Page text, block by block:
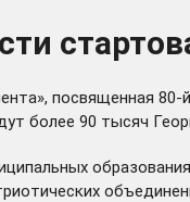
посвященная
более 90 тысяч